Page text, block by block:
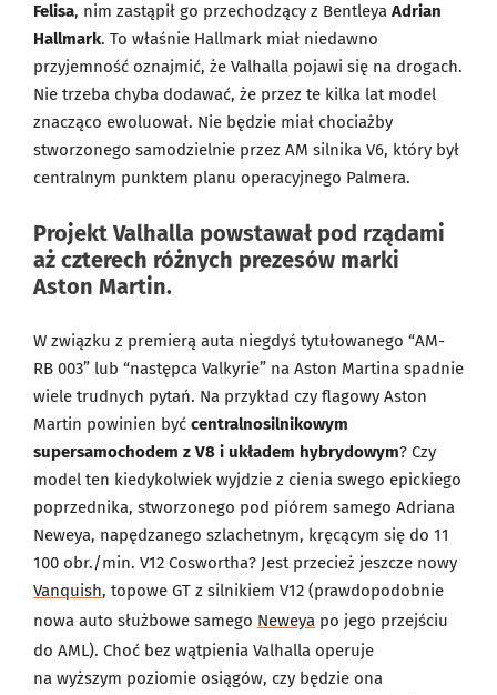
Felisa, nim zastąpił go przechodzący z Bentleya Adrian
Hallmark. To właśnie Hallmark miał niedawno
przyjemność oznajmić, że Valhalla pojawi się na drogach.
Nie trzeba chyba dodawać, że przez te kilka lat model
znacząco ewoluował. Nie będzie miał chociażby
stworzonego samodzielnie przez AM silnika V6, który był
centralnym punktem planu operacyjnego Palmera.
Projekt Valhalla powstawał pod rządami
aż czterech różnych prezesów marki
Aston Martin.
W związku z premierą auta niegdyś tytułowanego “AM-
RB 003” lub “następca Valkyrie” na Aston Martina spadnie
wiele trudnych pytań. Na przykład czy flagowy Aston
Martin powinien być centralnosilnikowym
supersamochodem z V8 i układem hybrydowym? Czy
model ten kiedykolwiek wyjdzie z cienia swego epickiego
poprzednika, stworzonego pod piórem samego Adriana
Neweya, napędzanego szlachetnym, kręcącym się do 11
100 obr./min. V12 Coswortha? Jest przecież jeszcze nowy
Vanquish, topowe GT z silnikiem V12 (prawdopodobnie
nowa auto służbowe samego Neweya po jego przejściu
do AML). Choć bez wątpienia Valhalla operuje
na wyższym poziomie osiągów, czy będzie ona